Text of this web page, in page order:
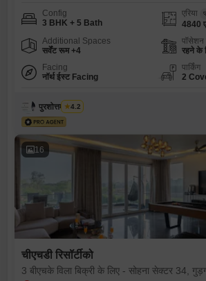
Config
3 BHK + 5 Bath
एरिया
4840
Additional Spaces
सर्वेंट रूम +4
पॉसेशन
रहने के
Facing
नॉर्थ ईस्ट Facing
पार्किंग
2
पुरशोत्तम चौहान
4.2
16
चीएचडी रिसॉर्टीको
3 बीएचके विला बिक्री के लिए - सोहना सेक्टर 34,